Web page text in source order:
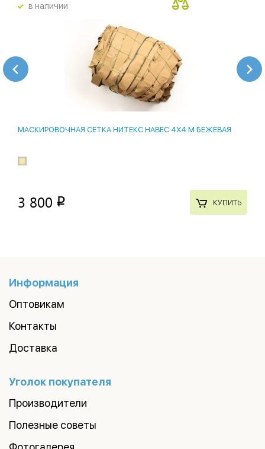
в наличии
МАСКИРОВОЧНАЯ СЕТКА НИТЕКС НАВЕС 4Х4 М БЕЖЕВАЯ
3 800 p КУПИТЬ
Информация
Оптовикам
Контакты
Доставка
Уголок покупателя
Производители
Полезные советы